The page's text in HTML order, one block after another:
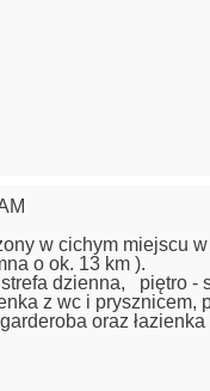
w cichym miejscu
o ok. 13 km ).
dzienna, piętro -
z wc i
oraz łazienka